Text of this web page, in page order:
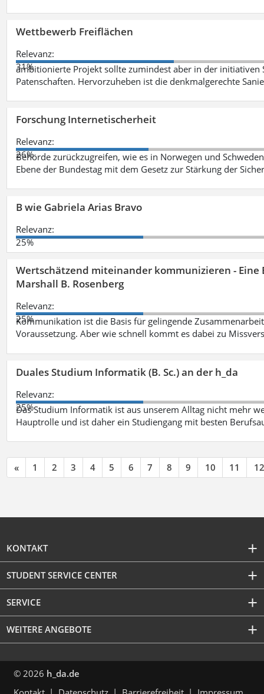
Wettbewerb Freiflächen
Relevanz:
31%
ambitionierte Projekt sollte zumindest aber in der initiativen
Patenschaften. Hervorzuheben ist die denkmalgerechte
Forschung Internetischerheit
Relevanz:
26%
Behörde zurückzugreifen, wie es in Norwegen und
Ebene der Bundestag mit dem Gesetz zur Stärkung der
B wie Gabriela Arias Bravo
Relevanz:
25%
Wertschätzend miteinander kommunizieren -
Marshall B. Rosenberg
Relevanz:
25%
Kommunikation ist die Basis für gelingende
Voraussetzung. Aber wie schnell kommt es dabei zu
Duales Studium Informatik (B. Sc.) an der h_da
Relevanz:
25%
Das Studium Informatik ist aus unserem Alltag nicht mehr
Hauptrolle und ist daher ein Studiengang mit besten
« 1 2 3 4 5 6 7 8 9 10 11 12
KONTAKT
STUDENT SERVICE CENTER
SERVICE
WEITERE ANGEBOTE
© 2026 h_da.de